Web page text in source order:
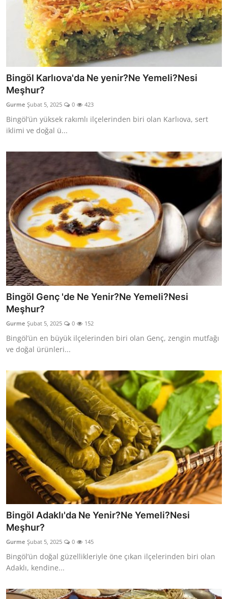
Bingöl Karlıova'da Ne yenir?Ne Yemeli?Nesi
Meşhur?
Gurme Şubat 5, 2025 0 423
Bingöl’ün yüksek rakımlı ilçelerinden biri olan Karlıova, sert
iklimi ve doğal ü...
Bingöl Genç 'de Ne Yenir?Ne Yemeli?Nesi
Meşhur?
Gurme Şubat 5, 2025 0 152
Bingöl’ün en büyük ilçelerinden biri olan Genç, zengin mutfağı
ve doğal ürünleri...
Bingöl Adaklı'da Ne Yenir?Ne Yemeli?Nesi
Meşhur?
Gurme Şubat 5, 2025 0 145
Bingöl’ün doğal güzellikleriyle öne çıkan ilçelerinden biri olan
Adaklı, kendine...